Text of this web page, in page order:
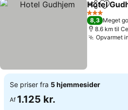
Del Føj til
Hotel
3 Stjerner
8,3 Meget
8.6 km til
Opvarmet
Se priser fra 5 hjemmesider
Af 1.125 kr.